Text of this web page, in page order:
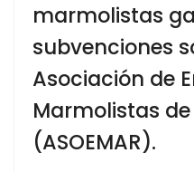
marmolistas
subvenciones
Asociación de
Marmolistas
(ASOEMAR).